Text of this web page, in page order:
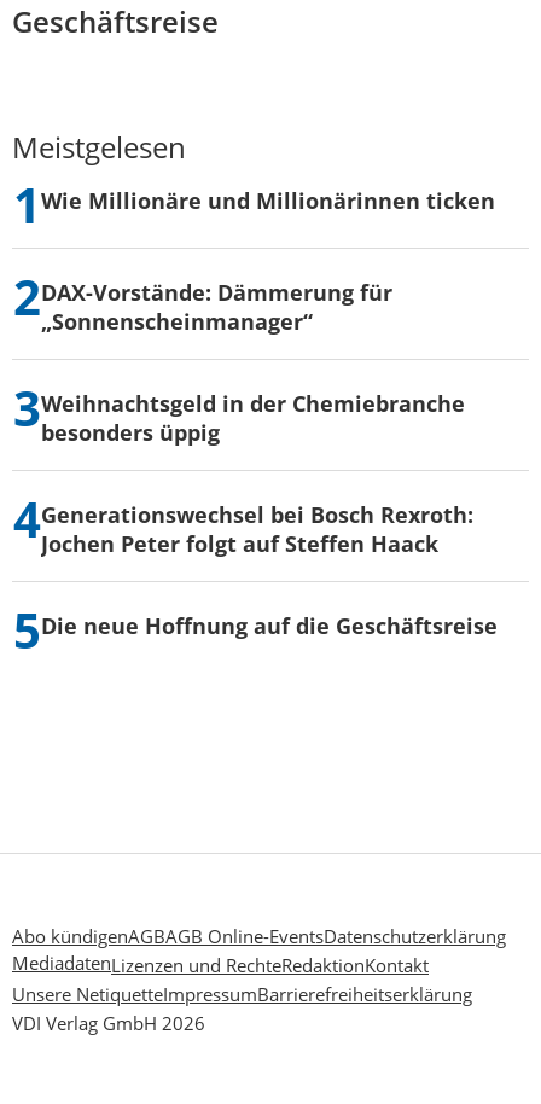
Geschäftsreise
Meistgelesen
Wie Millionäre und Millionärinnen ticken
DAX-Vorstände: Dämmerung für
„Sonnenscheinmanager“
Weihnachtsgeld in der Chemiebranche
besonders üppig
Generationswechsel bei Bosch Rexroth:
Jochen Peter folgt auf Steffen Haack
Die neue Hoffnung auf die Geschäftsreise
Abo kündigenAGBAGB Online-EventsDatenschutzerklärung
MediadatenLizenzen und RechteRedaktionKontakt
Unsere NetiquetteImpressumBarrierefreiheitserklärung
VDI Verlag GmbH 2026